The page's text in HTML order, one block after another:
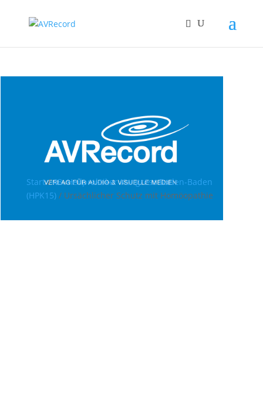
Start/48. Heilpraktiker-Kongress Baden-Baden
(HPK15)/ Ursächlicher Schutz mit Homöopathie